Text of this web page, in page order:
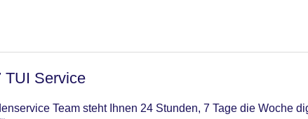
TUI Service
Team steht Ihnen 24 Stunden, 7 Tage die Woche